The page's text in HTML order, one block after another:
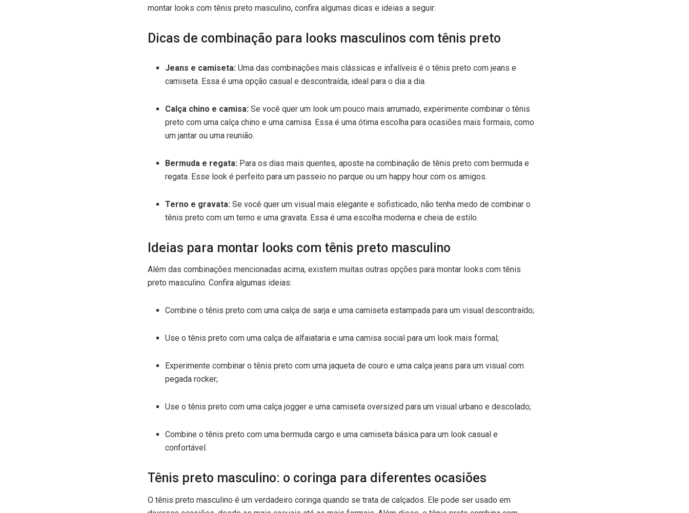
montar looks com tênis preto masculino, confira algumas dicas e ideias a seguir:
Dicas de combinação para looks masculinos com tênis preto
Jeans e camiseta: Uma das combinações mais clássicas e infalíveis é o tênis preto com jeans e
camiseta. Essa é uma opção casual e descontraída, ideal para o dia a dia.
Calça chino e camisa: Se você quer um look um pouco mais arrumado, experimente combinar o tênis
preto com uma calça chino e uma camisa. Essa é uma ótima escolha para ocasiões mais formais, como
um jantar ou uma reunião.
Bermuda e regata: Para os dias mais quentes, aposte na combinação de tênis preto com bermuda e
regata. Esse look é perfeito para um passeio no parque ou um happy hour com os amigos.
Terno e gravata: Se você quer um visual mais elegante e sofisticado, não tenha medo de combinar o
tênis preto com um terno e uma gravata. Essa é uma escolha moderna e cheia de estilo.
Ideias para montar looks com tênis preto masculino
Além das combinações mencionadas acima, existem muitas outras opções para montar looks com tênis
preto masculino. Confira algumas ideias:
Combine o tênis preto com uma calça de sarja e uma camiseta estampada para um visual descontraído;
Use o tênis preto com uma calça de alfaiataria e uma camisa social para um look mais formal;
Experimente combinar o tênis preto com uma jaqueta de couro e uma calça jeans para um visual com
pegada rocker;
Use o tênis preto com uma calça jogger e uma camiseta oversized para um visual urbano e descolado;
Combine o tênis preto com uma bermuda cargo e uma camiseta básica para um look casual e
confortável.
Tênis preto masculino: o coringa para diferentes ocasiões
O tênis preto masculino é um verdadeiro coringa quando se trata de calçados. Ele pode ser usado em